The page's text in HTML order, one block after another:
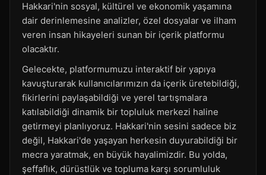
Hakkari'nin sosyal, kültürel ve ekonomik yaşamına
dair derinlemesine analizler, özel dosyalar ve ilham
veren insan hikayeleri sunan bir içerik platformu
olacaktır.
Gelecekte, platformumuzu interaktif bir yapıya
kavuşturarak kullanıcılarımızın da içerik üretebildiği,
fikirlerini paylaşabildiği ve yerel tartışmalara
katılabildiği dinamik bir topluluk merkezi haline
getirmeyi planlıyoruz. Hakkari'nin sesini sadece biz
değil, Hakkari'de yaşayan herkesin duyurabildiği bir
mecra yaratmak, en büyük hayalimizdir. Bu yolda,
şeffaflık, dürüstlük ve topluma karşı sorumluluk